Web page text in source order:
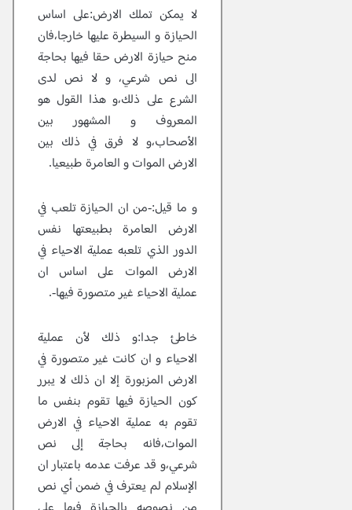
لا يمكن تملك الارض:على اساس
الحيازة و السيطرة عليها خارجا،فان
منح حيازة الارض حقا فيها بحاجة
الى نص شرعي، و لا نص لدى
الشرع على ذلك،و هذا القول هو
المعروف و المشهور بين
الأصحاب،و لا فرق في ذلك بين
الارض الموات و العامرة طبيعيا.
و ما قيل:-من ان الحيازة تلعب في
الارض العامرة بطبيعتها نفس
الدور الذي تلعبه عملية الاحياء في
الارض الموات على اساس ان
عملية الاحياء غير متصورة فيها-.
خاطئ جدا:و ذلك لأن عملية
الاحياء و ان كانت غير متصورة في
الارض المزبورة إلا ان ذلك لا يبرر
كون الحيازة فيها تقوم بنفس ما
تقوم به عملية الاحياء في الارض
الموات،فانه بحاجة إلى نص
شرعي،و قد عرفت عدمه باعتبار ان
الإسلام لم يعترف في ضمن أي نص